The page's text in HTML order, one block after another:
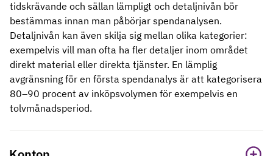
tidskrävande och sällan lämpligt och detaljnivån bör
bestämmas innan man påbörjar spendanalysen.
Detaljnivån kan även skilja sig mellan olika kategorier:
exempelvis vill man ofta ha fler detaljer inom området
direkt material eller direkta tjänster. En lämplig
avgränsning för en första spendanalys är att kategorisera
80–90 procent av inköpsvolymen för exempelvis en
tolvmånadsperiod.